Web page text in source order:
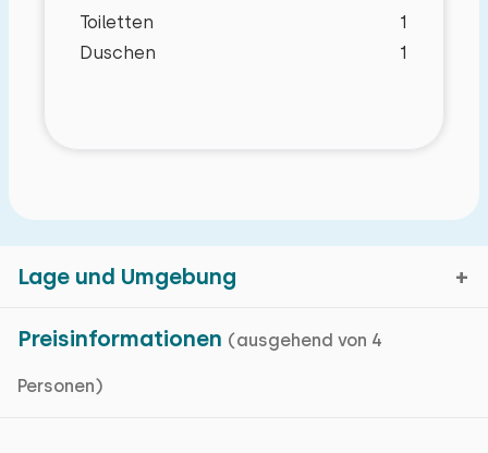
Preisinformationen (ausgehend von 4
Personen)
Eigenschaften
Toiletten
1
Duschen
1
Lage und Umgebung
Sint Nicolaasga, Friesland